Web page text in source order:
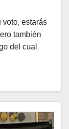
voto, estarás
también
del cual